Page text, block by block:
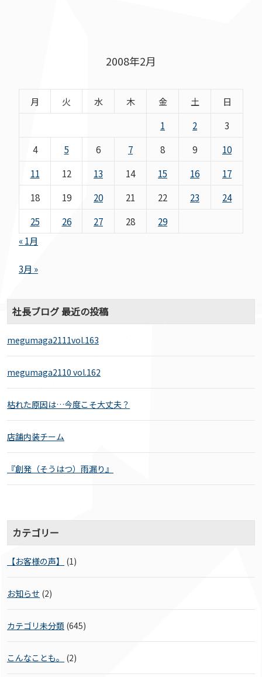
2008年2月
月 火 水 木 金 土
日
1
2
3
4
5 6 7 8 9
10
11
12 13 14 15 16
17
18
19 20 21 22 23
24
25
26 27 28
29
« 1月
3月 »
社長ブログ 最近の投稿
megumaga2111vol.163
megumaga2110 vol.162
枯れた原因は…今度こそ大丈夫？
店舗内装チーム
『創発（そうはつ）雨漏り』
カテゴリー
【お客様の声】 (1)
お知らせ (2)
カテゴリ未分類 (645)
こんなことも。 (2)